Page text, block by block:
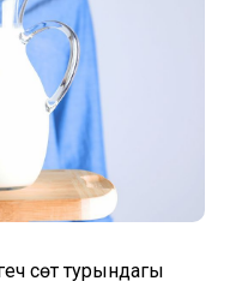
сөт турындагы